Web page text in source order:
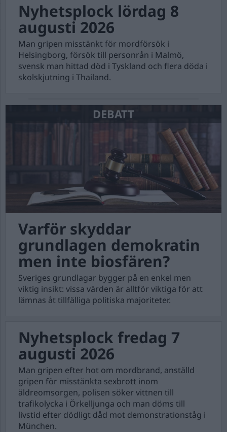
Nyhetsplock lördag 8
augusti 2026
Man gripen misstänkt för mordförsök i
Helsingborg, försök till personrån i Malmö,
svensk man hittad död i Tyskland och flera döda i
skolskjutning i Thailand.
DEBATT
Varför skyddar
grundlagen demokratin
men inte biosfären?
Sveriges grundlagar bygger på en enkel men
viktig insikt: vissa värden är alltför viktiga för att
lämnas åt tillfälliga politiska majoriteter.
Nyhetsplock fredag 7
augusti 2026
Man gripen efter hot om mordbrand, anställd
gripen för misstänkta sexbrott inom
äldreomsorgen, polisen söker vittnen till
trafikolycka i Örkelljunga och man döms till
livstid efter dödligt dåd mot demonstrationståg i
München.